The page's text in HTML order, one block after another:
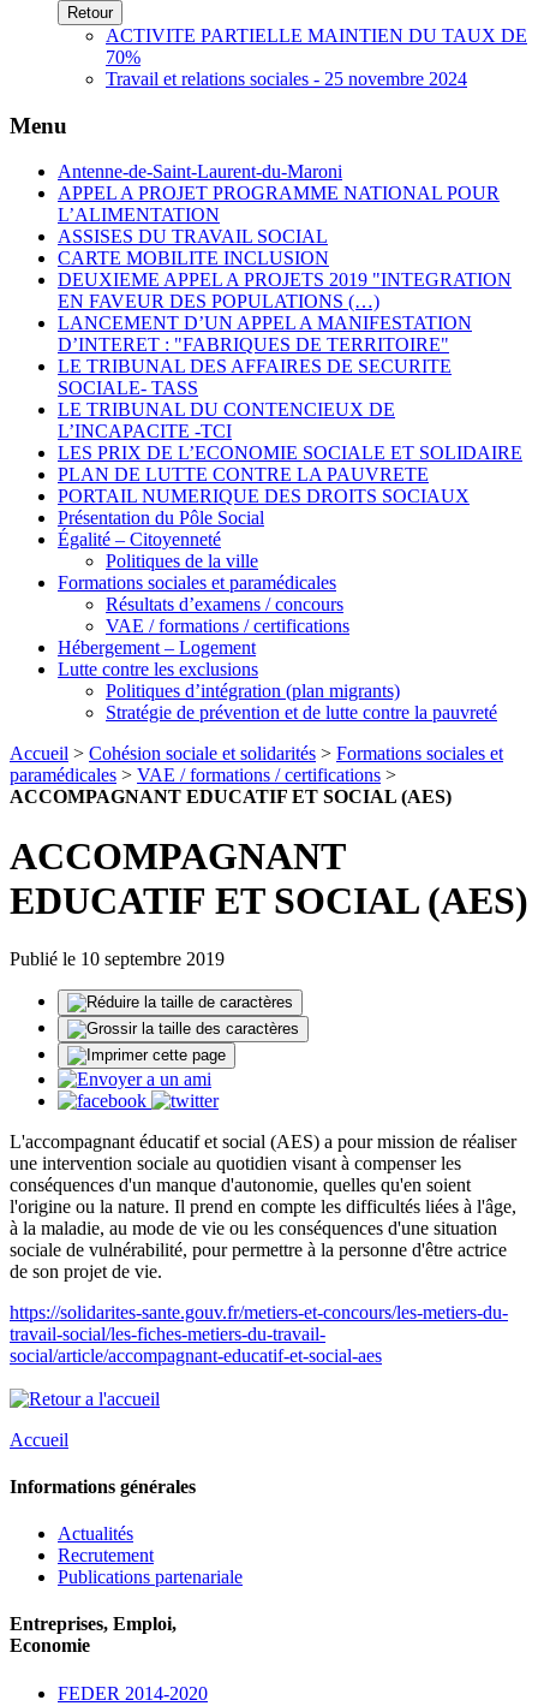
Retour
ACTIVITE PARTIELLE MAINTIEN DU TAUX DE
70%
Travail et relations sociales - 25 novembre 2024
Menu
Antenne-de-Saint-Laurent-du-Maroni
APPEL A PROJET PROGRAMME NATIONAL POUR
L’ALIMENTATION
ASSISES DU TRAVAIL SOCIAL
CARTE MOBILITE INCLUSION
DEUXIEME APPEL A PROJETS 2019 "INTEGRATION
EN FAVEUR DES POPULATIONS (…)
LANCEMENT D’UN APPEL A MANIFESTATION
D’INTERET : "FABRIQUES DE TERRITOIRE"
LE TRIBUNAL DES AFFAIRES DE SECURITE
SOCIALE- TASS
LE TRIBUNAL DU CONTENCIEUX DE
L’INCAPACITE -TCI
LES PRIX DE L’ECONOMIE SOCIALE ET SOLIDAIRE
PLAN DE LUTTE CONTRE LA PAUVRETE
PORTAIL NUMERIQUE DES DROITS SOCIAUX
Présentation du Pôle Social
Égalité – Citoyenneté
Politiques de la ville
Formations sociales et paramédicales
Résultats d’examens / concours
VAE / formations / certifications
Hébergement – Logement
Lutte contre les exclusions
Politiques d’intégration (plan migrants)
Stratégie de prévention et de lutte contre la pauvreté
Accueil > Cohésion sociale et solidarités > Formations sociales et
paramédicales > VAE / formations / certifications >
ACCOMPAGNANT EDUCATIF ET SOCIAL (AES)
ACCOMPAGNANT
EDUCATIF ET SOCIAL (AES)
Publié le 10 septembre 2019
L'accompagnant éducatif et social (AES) a pour mission de réaliser
une intervention sociale au quotidien visant à compenser les
conséquences d'un manque d'autonomie, quelles qu'en soient
l'origine ou la nature. Il prend en compte les difficultés liées à l'âge,
à la maladie, au mode de vie ou les conséquences d'une situation
sociale de vulnérabilité, pour permettre à la personne d'être actrice
de son projet de vie.
https://solidarites-sante.gouv.fr/metiers-et-concours/les-metiers-du-
travail-social/les-fiches-metiers-du-travail-
social/article/accompagnant-educatif-et-social-aes
Accueil
Informations générales
Actualités
Recrutement
Publications partenariale
Entreprises, Emploi,
Economie
FEDER 2014-2020